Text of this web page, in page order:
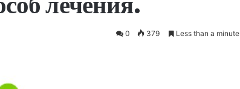
0 379 Less than a minute